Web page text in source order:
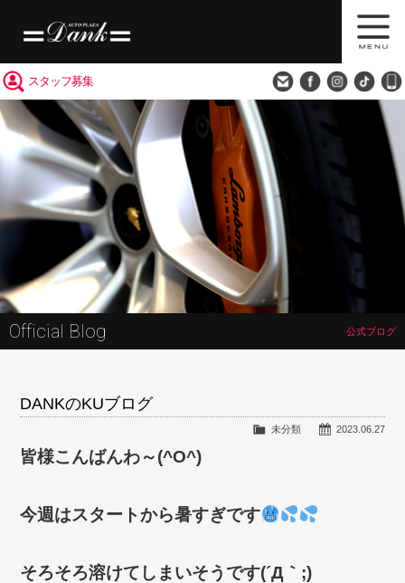
スタッフ募集
Official Blog 公式ブログ
DANKのKUブログ
2023.06.27
未分類
皆様こんばんわ～(^O^)
今週はスタートから暑すぎです
そろそろ溶けてしまいそうです(´Д｀;)